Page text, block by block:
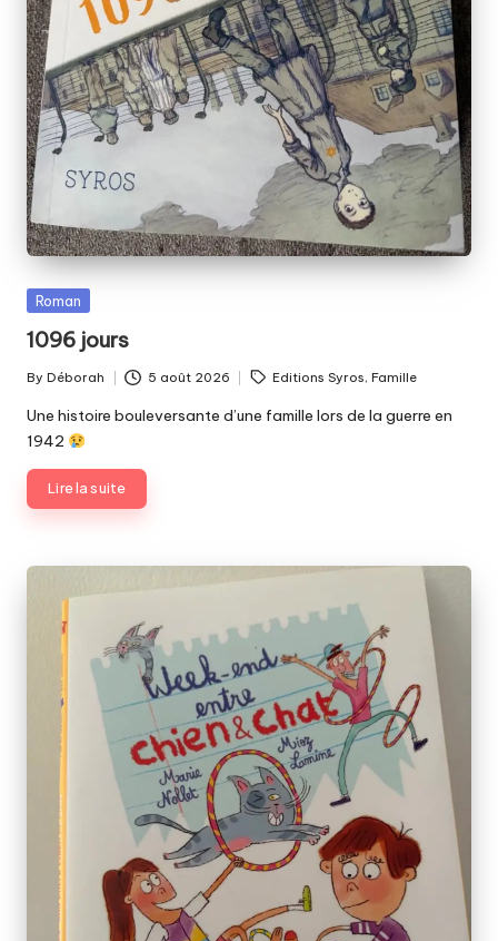
Posted
Roman
1096 jours
Posted
by
By Déborah 5 août 2026
Tags: Editions Syros,Famille
Une histoire bouleversante d’une famille lors de la guerre en
1942
Lire la suite